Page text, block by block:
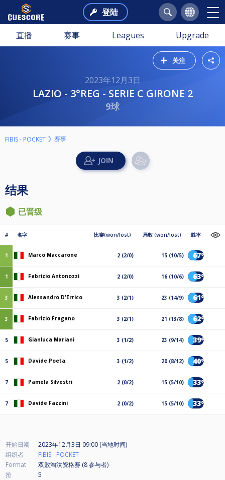
登陆
直播 赛事 Leagues Upgrade
关注
2023年12月3日
LAZIO - 3°REG - SERIE C GIRONE 2
9球
FIBIS - POCKET 赛事
结果
已晋级
# 名字 比赛(won/lost) 局数 (won/lost) 胜率
1 Marco Maccarone 2 (2/0) 15 (10/5) 67%
1 Fabrizio Antonozzi 2 (2/0) 16 (10/6) 63%
3 Alessandro D'Errico 3 (2/1) 23 (14/9) 61%
3 Fabrizio Fragano 3 (2/1) 21 (13/8) 62%
5 Gianluca Mariani 3 (1/2) 23 (9/14) 39%
5 Davide Poeta 3 (1/2) 20 (8/12) 40%
7 Pamela Silvestri 2 (0/2) 15 (5/10) 33%
7 Davide Fazzini 2 (0/2) 15 (5/10) 33%
开始日期
2023年12月3日 09:00 (当地时间)
组织者
FIBIS - POCKET
Format
双败淘汰资格赛 (8参与者)
抢
5